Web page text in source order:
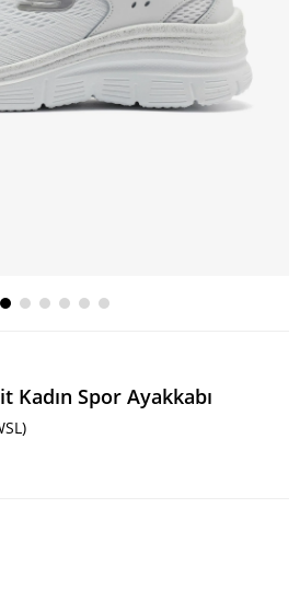
Kadın Spor Ayakkabı